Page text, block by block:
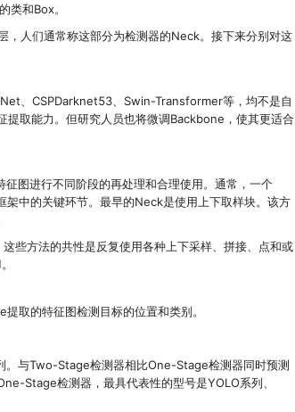
类和Box。
人们通常称这部分为检测器的Neck。接下来分别对这
、CSPDarknet53、Swin-Transformer等，均不是自
提取能力。但研究人员也将微调Backbone，使其更适合
图进行不同阶段的再处理和合理使用。通常，一个
中的关键环节。最早的Neck是使用上下取样块。该方
些方法的共性是反复使用各种上下采样、拼接、点和或
取的特征图检测目标的位置和类别。
。与Two-Stage检测器相比One-Stage检测器同时预测
Stage检测器，最具代表性的型号是YOLO系列、